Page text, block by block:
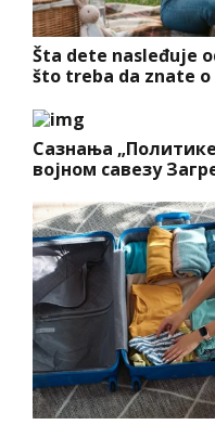
Šta dete nasleđuje
što treba da znate
Сазнања
војном савезу